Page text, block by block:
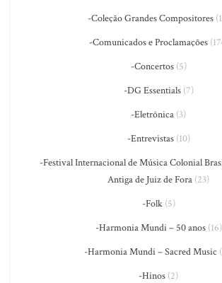
-Coleção Grandes Compositores
-Comunicados e Proclamações
-Concertos(5)
-DG Essentials(7)
-Eletrônica (3)
-Entrevistas(10)
-Festival Internacional de Música Colonial
Antiga de Juiz de Fora (23)
-Folk(5)
-Harmonia Mundi – 50 anos(16)
-Harmonia Mundi – Sacred Music
-Hinos (2)